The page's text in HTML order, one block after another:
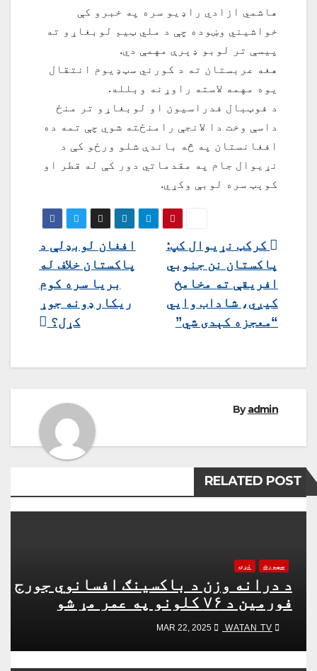
هاشمي ازادي راډیو سره په خبرو کې
خواشیني وښوده چې د ملي ټیم لوبغاړو ته
پيسې تر لوبو ډېرې مهمې دي.
هغه عربستان ته د کورني سټډیوم انتقال
یوه مهمه لاسته راوړنه وبلله.
د فوټبال فدراسیون او لوبغاړو تر منځ
داسې وخت دا لانجې رامنځته شوي چې تمه ده
افغانستان په څه باندې شلو ورځو کې د
نړیوال جام په مقدماتي دور کې له قطر او
کوېټ سره لوبې وکړي.
ليکنه
چليدنه
افغان لوبډلې د
پاکستان خلاف له
بریا سره کوم
ریکارډونه جوړ
کړل؟
کرکټ نړيوال کپ:
پاکستان نن جنوبي
افريقې ته مخامخ
کيږي، شاداب وايي
“معجزه کېدی شي”
Byadmin
RELATED POST
سپورت نړۍ
د درانه وزن د باکسینګ افسانوي جورج
فورمین د ۷۶ کلونو په عمر مړ شو
WATAN TV